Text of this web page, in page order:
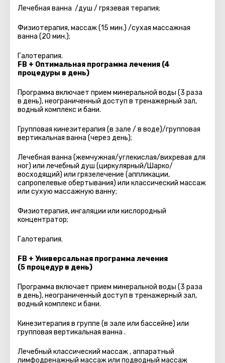
Лечебная ванна /душ / грязевая терапия;
Физиотерапия, массаж (15 мин.) /сухая массажная
ванна (20 мин.);
Галотерапия.
FB + Оптимальная программа лечения (4
процедуры в день)
Программа включает прием минеральной воды (3 раза
в день), неограниченный доступ в тренажерный зал,
водный комплекс и бани.
Групповая кинезитерапия (в зале / в воде)/групповая
вертикальная ванна (через день);
Лечебная ванна (жемчужная/углекислая/вихревая для
ног) или лечебный душ (циркулярный/Шарко/
восходящий) или грязелечение (аппликации,
сапропелевые обертывания) или классический массаж
или сухую массажную ванну;
Физиотерапия, ингаляции или кислородный
концентратор;
Галотерапия.
FB + Универсальная программа лечения
(5 процедур в день)
Программа включает прием минеральной воды (3 раза
в день), неограниченный доступ в тренажерный зал,
водный комплекс и бани.
Кинезитерапия в группе (в зале или бассейне) или
групповая вертикальная ванна .
Лечебный классический массаж , аппаратный
лимфодренажный массаж или подводный массаж